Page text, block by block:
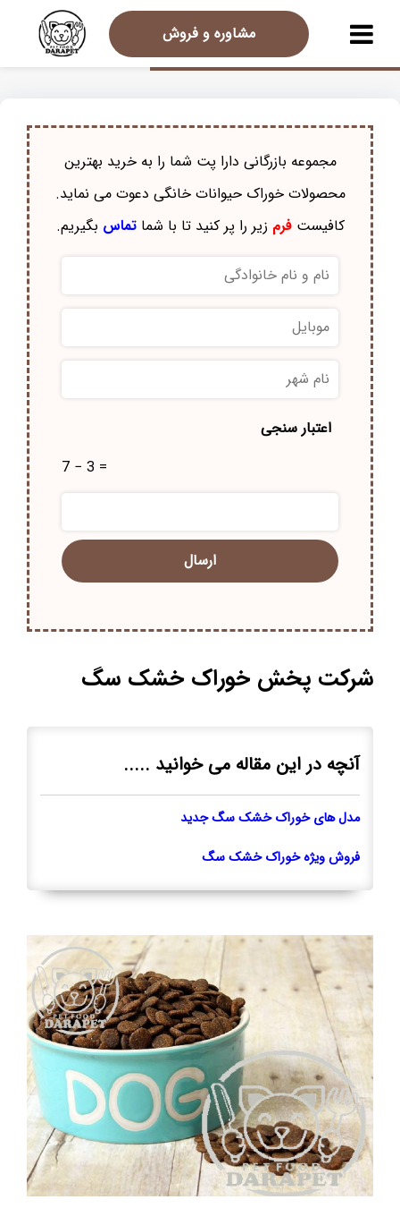
مشاوره و فروش
مجموعه بازرگانی دارا پت شما را به خرید بهترین
محصولات خوراک حيوانات خانگی دعوت می نماید.
کافیستفرم زیر را پر کنید تا با شماتماس بگیریم.
نام
و
خانوادگی
موبایل
نام
شهر
*
اعتبار سنجی
7 − 3 =
شرکت پخش خوراک خشک سگ
آنچه در این مقاله می خوانید .....
مدل های خوراک خشک سگ جدید
فروش ویژه خوراک خشک سگ